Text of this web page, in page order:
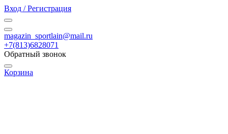
Вход / Регистрация
magazin_sportlain@mail.ru
+7(813)6828071
Обратный звонок
Корзина